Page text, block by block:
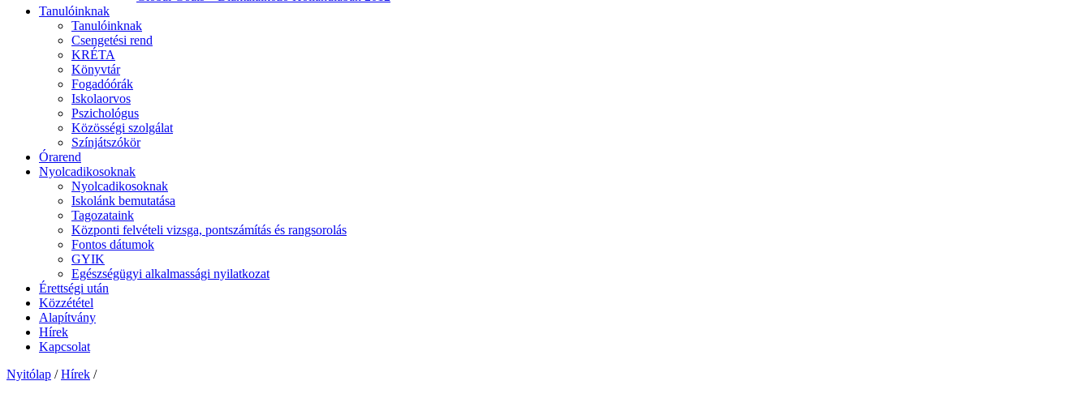
Tanulóinknak
Tanulóinknak
Csengetési rend
KRÉTA
Könyvtár
Fogadóórák
Iskolaorvos
Pszichológus
Közösségi szolgálat
Színjátszókör
Órarend
Nyolcadikosoknak
Nyolcadikosoknak
Iskolánk bemutatása
Tagozataink
Központi felvételi vizsga, pontszámítás és rangsorolás
Fontos dátumok
GYIK
Egészségügyi alkalmassági nyilatkozat
Érettségi után
Közzététel
Alapítvány
Hírek
Kapcsolat
Nyitólap / Hírek /